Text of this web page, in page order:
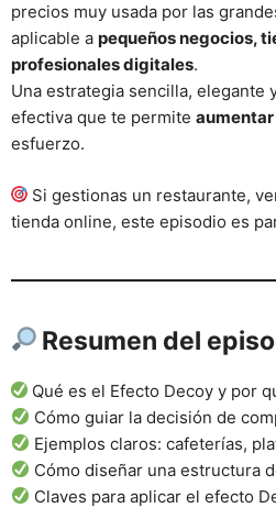
precios muy usada por las
aplicable a pequeños negocios,
profesionales digitales.
Una estrategia sencilla, elegante
efectiva que te permite
esfuerzo.
Si gestionas un restaurante,
tienda online, este episodio es
Resumen del
Qué es el Efecto Decoy y por
Cómo guiar la decisión de
Ejemplos claros: cafeterías,
Cómo diseñar una estructura
Claves para aplicar el efecto